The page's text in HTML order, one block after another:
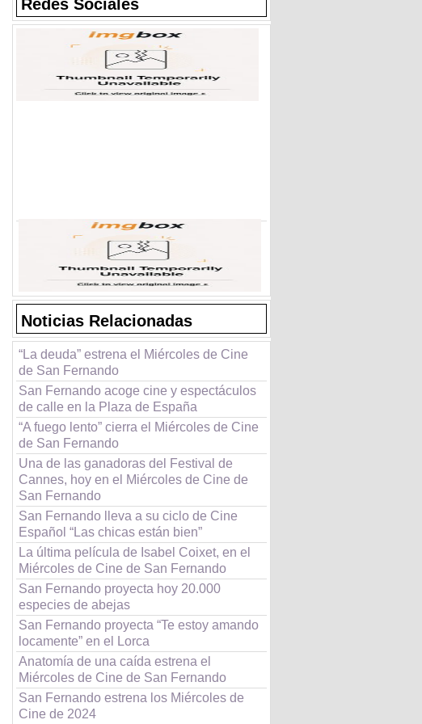
Redes Sociales
Noticias Relacionadas
“La deuda” estrena el Miércoles de Cine
de San Fernando
San Fernando acoge cine y espectáculos
de calle en la Plaza de España
“A fuego lento” cierra el Miércoles de Cine
de San Fernando
Una de las ganadoras del Festival de
Cannes, hoy en el Miércoles de Cine de
San Fernando
San Fernando lleva a su ciclo de Cine
Español “Las chicas están bien”
La última película de Isabel Coixet, en el
Miércoles de Cine de San Fernando
San Fernando proyecta hoy 20.000
especies de abejas
San Fernando proyecta “Te estoy amando
locamente” en el Lorca
Anatomía de una caída estrena el
Miércoles de Cine de San Fernando
San Fernando estrena los Miércoles de
Cine de 2024